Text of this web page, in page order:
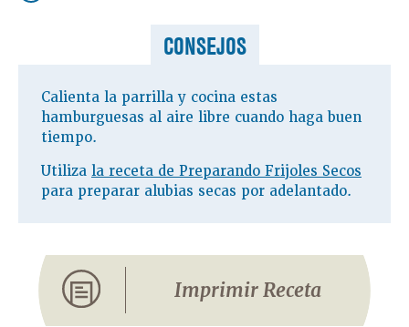
CONSEJOS
Calienta la parrilla y cocina estas
hamburguesas al aire libre cuando haga buen
tiempo.
Utiliza la receta de Preparando Frijoles Secos
para preparar alubias secas por adelantado.
Imprimir Receta